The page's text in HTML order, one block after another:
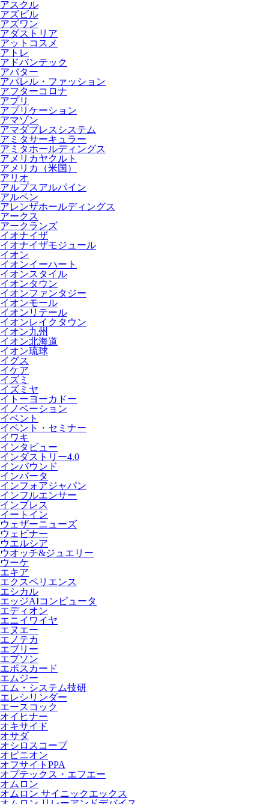
アスクル
アズビル
アズワン
アダストリア
アットコスメ
アトレ
アドバンテック
アバター
アパレル・ファッション
アフターコロナ
アプリ
アプリケーション
アマゾン
アマダプレスシステム
アミタサーキュラー
アミタホールディングス
アメリカヤクルト
アメリカ（米国）
アリオ
アルプスアルパイン
アルペン
アレンザホールディングス
アークス
アークランズ
イオナイザ
イオナイザモジュール
イオン
イオンイーハート
イオンスタイル
イオンタウン
イオンファンタジー
イオンモール
イオンリテール
イオンレイクタウン
イオン九州
イオン北海道
イオン琉球
イグス
イケア
イズミ
イズミヤ
イトーヨーカドー
イノベーション
イベント
イベント・セミナー
イワキ
インタビュー
インダストリー4.0
インバウンド
インバータ
インフォアジャパン
インフルエンサー
インプレス
イートイン
ウェザーニューズ
ウェビナー
ウエルシア
ウオッチ&ジュエリー
ウーケ
エキア
エクスペリエンス
エシカル
エッジAIコンピュータ
エディオン
エニイワイヤ
エヌエー
エノテカ
エブリー
エプソン
エポスカード
エムジー
エム・システム技研
エレシリンダー
エースコック
オイヒナー
オキサイド
オサダ
オシロスコープ
オピニオン
オフサイトPPA
オプテックス・エフエー
オムロン
オムロン サイニックエックス